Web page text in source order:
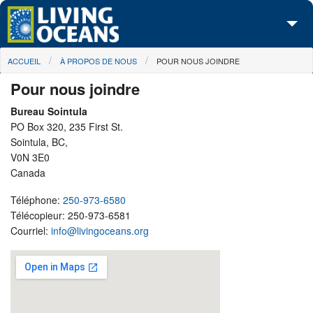
Skip to main content
À propos de nous
Nos campagnes
Centre des Médias
Les Cartes
You are here
ACCUEIL À PROPOS DE NOUS POUR NOUS JOINDRE
Pour nous joindre
Bureau Sointula
PO Box 320, 235 First St.
Sointula, BC,
V0N 3E0
Canada
Téléphone: 250-973-6580
Télécopieur: 250-973-6581
Courriel: info@livingoceans.org